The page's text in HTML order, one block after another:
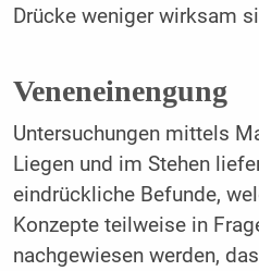
Drücke weniger wirksam
Veneneinengung
Untersuchungen mittels
Liegen und im Stehen
eindrückliche Befunde,
Konzepte teilweise in
nachgewiesen werden,